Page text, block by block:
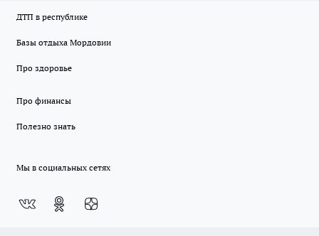
ДТП в республике
Базы отдыха Мордовии
Про здоровье
Про финансы
Полезно знать
Мы в социальных сетях